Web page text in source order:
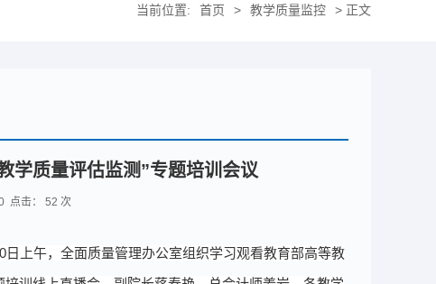
当前位置: 首页 > 教学质量监控 > 正文
学质量评估监测”专题培训会议
点击： 52 次
日 上午， 全面质量管理办公室组织学习观看教育部高等教